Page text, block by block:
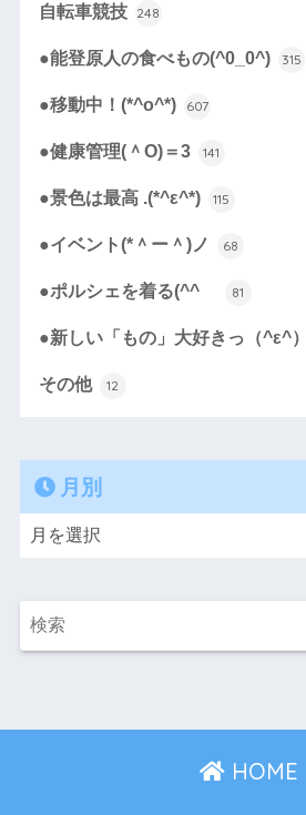
自転車競技 248
●能登原人の食べもの(^0_0^) 315
●移動中！(*^o^*) 607
●健康管理(＾O)＝3 141
●景色は最高 .(*^ε^*) 115
●イベント(*＾ー＾)ノ 68
●ポルシェを着る(^^ゞ 81
●新しい「もの」大好きっ（^ε^）
その他 12
月別
HOME